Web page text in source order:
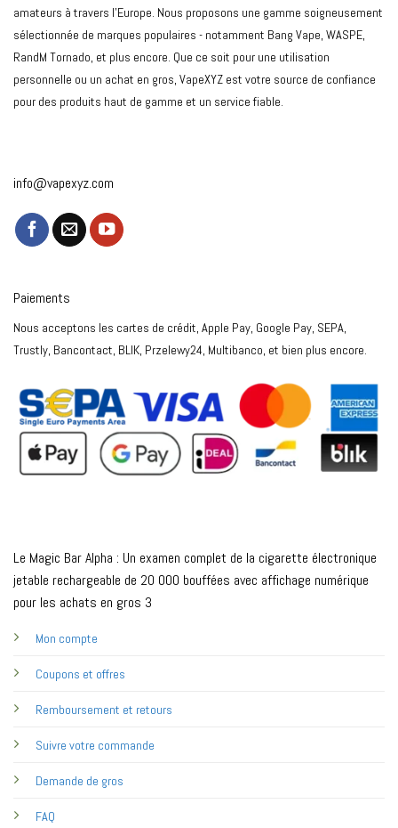
amateurs à travers l'Europe. Nous proposons une gamme soigneusement
sélectionnée de marques populaires - notamment Bang Vape, WASPE,
RandM Tornado, et plus encore. Que ce soit pour une utilisation
personnelle ou un achat en gros, VapeXYZ est votre source de confiance
pour des produits haut de gamme et un service fiable.
info@vapexyz.com
Le Magic Bar Alpha : Un examen complet de la cigarette électronique
jetable rechargeable de 20 000 bouffées avec affichage numérique
pour les achats en gros 3
Mon compte
Coupons et offres
Remboursement et retours
Suivre votre commande
Demande de gros
FAQ
Paiements
Nous acceptons les cartes de crédit, Apple Pay, Google Pay, SEPA,
Trustly, Bancontact, BLIK, Przelewy24, Multibanco, et bien plus encore.